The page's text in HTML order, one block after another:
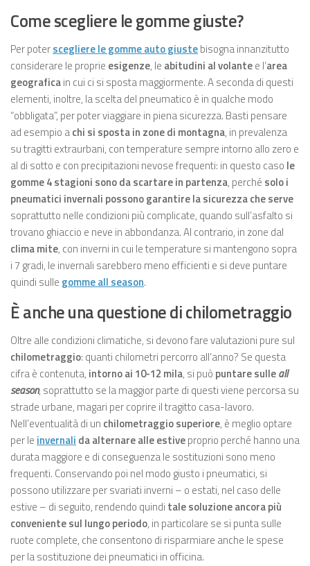
Come scegliere le gomme giuste?
Per poterscegliere le gomme auto giustebisogna innanzitutto
considerare le proprie esigenze, le abitudini al volantee l’area
geograficain cui ci si sposta maggiormente. A seconda di questi
elementi, inoltre, la scelta del pneumatico è in qualche modo
“obbligata”, per poter viaggiare in piena sicurezza. Basti pensare
ad esempio achi si sposta in zone di montagna, in prevalenza
su tragitti extraurbani, con temperature sempre intorno allo zero e
al di sotto e con precipitazioni nevose frequenti: in questo caso le
gomme 4 stagioni sono da scartare in partenza, perché solo i
pneumatici invernali possono garantire la sicurezza che serve
soprattutto nelle condizioni più complicate, quando sull’asfalto si
trovano ghiaccio e neve in abbondanza. Al contrario, in zone dal
clima mite, con inverni in cui le temperature si mantengono sopra
i 7 gradi, le invernali sarebbero meno efficienti e si deve puntare
quindi sulle gomme all season.
È anche una questione di chilometraggio
Oltre alle condizioni climatiche, si devono fare valutazioni pure sul
chilometraggio: quanti chilometri percorro all’anno? Se questa
cifra è contenuta, intorno ai 10-12 mila, si può puntare sulleall
season, soprattutto se la maggior parte di questi viene percorsa su
strade urbane, magari per coprire il tragitto casa-lavoro.
Nell’eventualità di un chilometraggio superiore, è meglio optare
per le invernali da alternare alle estiveproprio perché hanno una
durata maggiore e di conseguenza le sostituzioni sono meno
frequenti. Conservando poi nel modo giusto i pneumatici, si
possono utilizzare per svariati inverni – o estati, nel caso delle
estive – di seguito, rendendo quindi tale soluzione ancora più
conveniente sul lungo periodo, in particolare se si punta sulle
ruote complete, che consentono di risparmiare anche le spese
per la sostituzione dei pneumatici in officina.